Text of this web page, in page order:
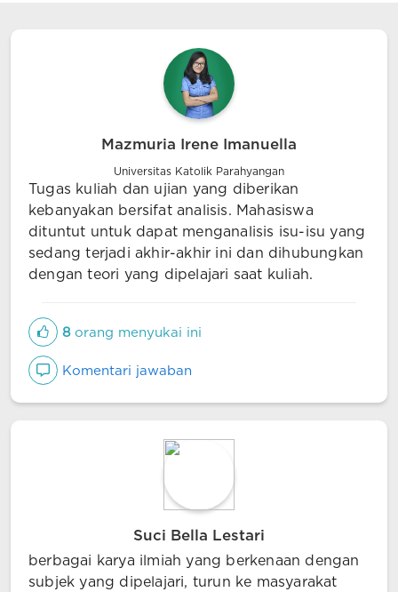
Mazmuria Irene Imanuella
Universitas Katolik Parahyangan
Tugas kuliah dan ujian yang diberikan
kebanyakan bersifat analisis. Mahasiswa
dituntut untuk dapat menganalisis isu-isu yang
sedang terjadi akhir-akhir ini dan dihubungkan
dengan teori yang dipelajari saat kuliah.
8orang menyukai ini
Komentari jawaban
Suci Bella Lestari
berbagai karya ilmiah yang berkenaan dengan
subjek yang dipelajari, turun ke masyarakat